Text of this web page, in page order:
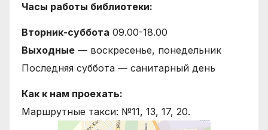
Часы работы библиотеки:
Вторник-суббота 09.00-18.00
Выходные — воскресенье, понедельник
Последняя суббота — санитарный день
Как к нам проехать:
Маршрутные такси: №11, 13, 17, 20.